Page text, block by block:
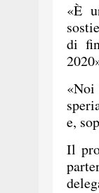
«È
di
«Noi
e,
Il